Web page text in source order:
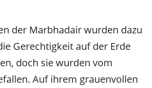
der Marbhadair wurden dazu
Gerechtigkeit auf der Erde
doch sie wurden vom
Auf ihrem grauenvollen